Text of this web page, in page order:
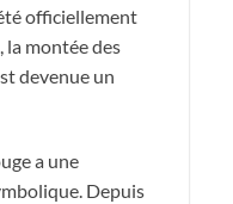
officiellement
la montée des
devenue un
a une
Depuis